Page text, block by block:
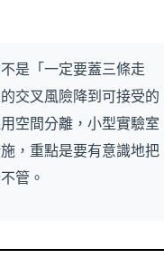
是「一定要蓋三條走
交叉風險降到可接受的
空間分離，小型實驗室
，重點是要有意識地把
管。